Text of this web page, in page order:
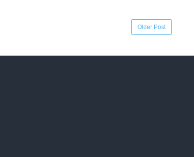
Older Post